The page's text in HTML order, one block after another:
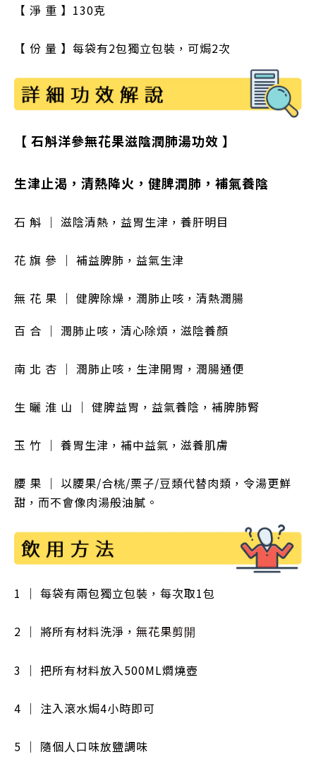
【 淨 重 】130克
【 份 量 】每袋有2包獨立包裝，可焗2次
【 石斛洋參無花果滋陰潤肺湯功效 】
生津止渴，清熱降火，健脾潤肺，補氣養陰
石 斛 ｜ 滋陰清熱，益胃生津，養肝明目
花 旗 參 ｜ 補益脾肺，益氣生津
無 花 果 ｜ 健脾除燥，潤肺止咳，清熱潤腸
百 合 ｜ 潤肺止咳，清心除煩，滋陰養顏
南 北 杏 ｜ 潤肺止咳，生津開胃，潤腸通便
生 曬 淮 山 ｜ 健脾益胃，益氣養陰，補脾肺腎
玉 竹 ｜ 養胃生津，補中益氣，滋養肌膚
腰 果 ｜ 以腰果/合桃/栗子/豆類代替肉類，令湯更鮮
甜，而不會像肉湯般油膩。
1 ｜ 每袋有兩包獨立包裝，每次取1包
2 ｜ 將所有材料洗淨 ， 無花果剪開
3 ｜ 把所有材料放入500ML燜燒壺
4 ｜ 注入滾水焗4小時即可
5 ｜ 隨個人口味放鹽調味